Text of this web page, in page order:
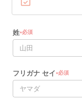
姓★必須
フリガナ セイ ★必須